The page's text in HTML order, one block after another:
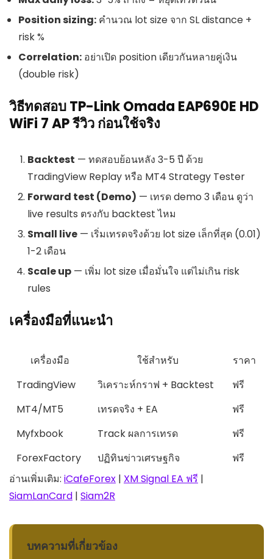
Position sizing: คำนวณ lot size จาก SL distance +
risk %
Correlation: อย่าเปิด position เดียวกันหลายคู่เงิน
(double risk)
วิธีทดสอบ TP-Link Omada EAP690E HD
WiFi 7 AP รีวิว ก่อนใช้จริง
Backtest — ทดสอบย้อนหลัง 3-5 ปี ด้วย
TradingView Replay หรือ MT4 Strategy Tester
Forward test (Demo) — เทรด demo 3 เดือน ดูว่า
live results ตรงกับ backtest ไหม
Small live — เริ่มเทรดจริงด้วย lot size เล็กที่สุด (0.01)
1-2 เดือน
Scale up — เพิ่ม lot size เมื่อมั่นใจ แต่ไม่เกิน risk
rules
เครื่องมือที่แนะนำ
เครื่องมือ ใช้สำหรับ
ราคา
TradingView
วิเคราะห์กราฟ + Backtest
ฟรี
MT4/MT5
เทรดจริง + EA
ฟรี
Myfxbook
Track ผลการเทรด
ฟรี
ForexFactory
ปฏิทินข่าวเศรษฐกิจ
ฟรี
อ่านเพิ่มเติม: iCafeForex | XM Signal EA ฟรี |
SiamLanCard | Siam2R
บทความที่เกี่ยวข้อง